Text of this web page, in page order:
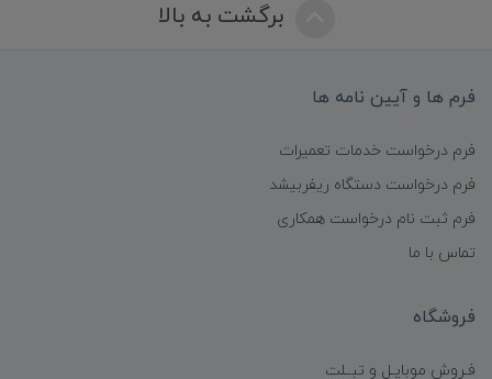
برگشت به بالا
فرم ها و آیین نامه ها
فرم درخواست خدمات تعمیرات
فرم درخواست دستگاه ریفربیشد
فرم ثبت نام درخواست همکاری
تماس با ما
فروشگاه
فـروش موبایـل و تبــلت